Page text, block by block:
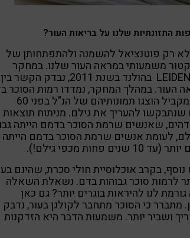
התזונתיות שלנו על בריאות העור?
לא רק פוטנציאל להשמנה ולהתפתחותן של
משמעותי במראה העור שלנו. במחקר
שבוצע באוניברסיטת LEIDEN בהולנד בשנת 2011, נבדק הקשר בין
העור. במהלך המחקר, נמדדו רמות הסוכר
בקרב 602 נחקרים, ובמקביל הוצגו תמונותיהם של הנ"ל בפני 60
להעריך את גילם. מניתוח תוצאות
שאנשים שרמת הסוכר בדמם הייתה
לעומת אנשים שרמת הסוכר בדמם הייתה
פחות מכפי גילם!).
נוסף, בקרב אוכלוסיית חולי סכרת, שהינם
לרמות סוכר גבוהות בדם. נשאלת השאלה
לנו להיראות בוגרים יותר? גם כאן
מתברר כי הסוכר מתחבר לקולגן בעור, נדבק
ושביר יותר. משמעות הדבר היא הזדקנות